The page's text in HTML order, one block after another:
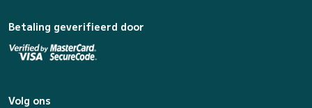
Betaling geverifieerd door
Volg ons